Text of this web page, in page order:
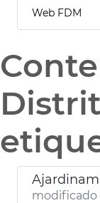
Web FDM
modificado